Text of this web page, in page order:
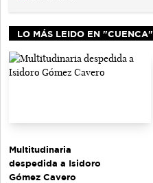
LO MÁS LEIDO EN "CUENCA"
Multitudinaria
despedida a Isidoro
Gómez Cavero